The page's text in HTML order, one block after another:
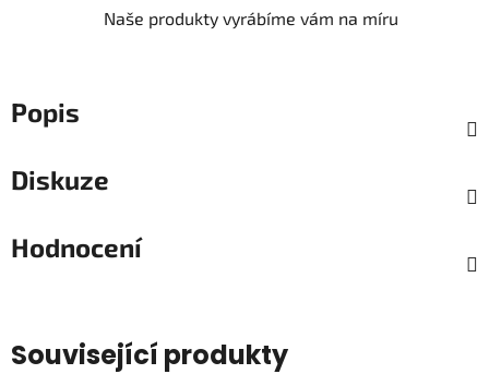
Naše produkty vyrábíme vám na míru
Popis
Diskuze
Hodnocení
Související produkty